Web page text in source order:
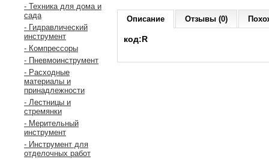
- Техника для дома и
сада
- Гидравлический
инструмент
- Компрессоры
- Пневмоинструмент
- Расходные
материалы и
принадлежности
- Лестницы и
стремянки
- Мерительный
инструмент
- Инструмент для
отделочных работ
Описание Отзывы (0)
код:R